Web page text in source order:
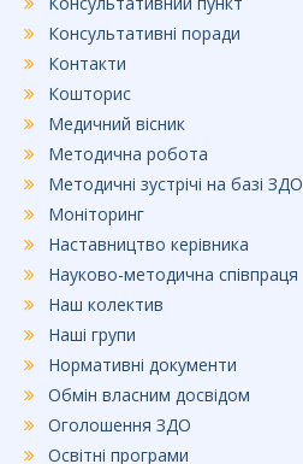
Консультативні поради
Контакти
Кошторис
Медичний вісник
Методична робота
Методичні зустрічі на базі ЗДО
Моніторинг
Наставництво керівника
Науково-методична співпраця
Наш колектив
Наші групи
Нормативні документи
Обмін власним досвідом
Оголошення ЗДО
Освітні програми